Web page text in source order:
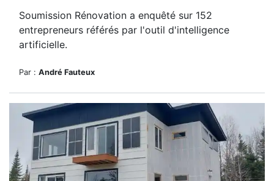
Soumission Rénovation a enquêté sur 152
entrepreneurs référés par l'outil d'intelligence
artificielle.
Par : André Fauteux